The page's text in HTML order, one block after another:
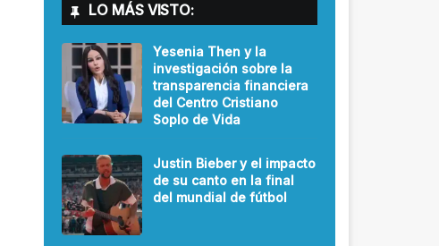
LO MÁS VISTO:
Yesenia Then y la
investigación sobre la
transparencia financiera
del Centro Cristiano
Soplo de Vida
Justin Bieber y el impacto
de su canto en la final
del mundial de fútbol